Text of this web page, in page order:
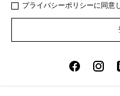
プライバシーポリシーに同意